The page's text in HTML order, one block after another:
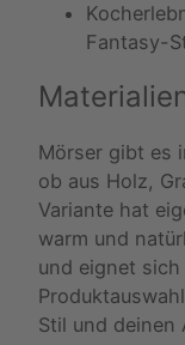
Fantasy-
Mörser gibt es
ob aus Holz,
Variante hat
warm und
und eignet
Stil und deinen